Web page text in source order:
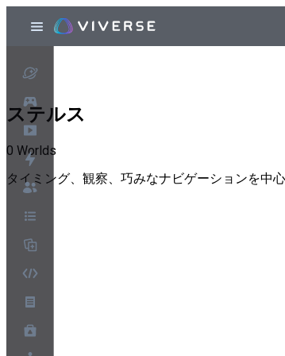
ステルス
0 Worlds
タイミング、観察、巧みなナビゲーションを中